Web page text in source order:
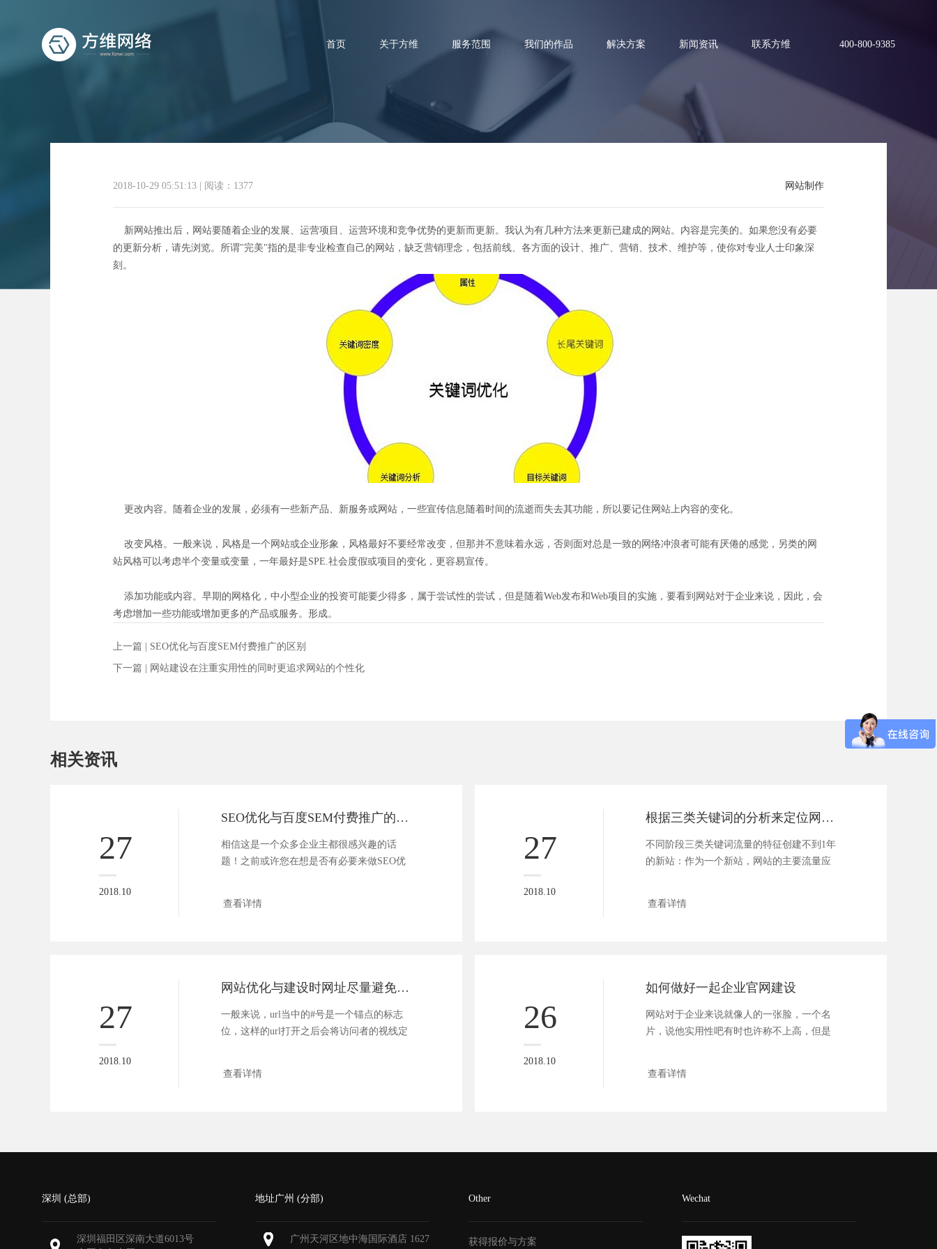
首页 关于方维 服务范围 我们的作品 解决方案 新闻资讯 联系方维 400-800-9385
网站制作
2018-10-29 05:51:13 阅读：1377
新网站推出后，网站要随着企业的发展、运营项目、运营环境和竞争优势的更新而更新。我认为有几种方法来更新已建成的网站。内容是完美的。如果您没有必要
的更新分析，请先浏览。所谓"完美"指的是非专业检查自己的网站，缺乏营销理念，包括前线、各方面的设计、推广、营销、技术、维护等，使你对专业人士印象深
刻。
更改内容。随着企业的发展，必须有一些新产品、新服务或网站，一些宣传信息随着时间的流逝而失去其功能，所以要记住网站上内容的变化。
改变风格。一般来说，风格是一个网站或企业形象，风格最好不要经常改变，但那并不意味着永远，否则面对总是一致的网络冲浪者可能有厌倦的感觉，另类的网
站风格可以考虑半个变量或变量，一年最好是SPE.社会度假或项目的变化，更容易宣传。
添加功能或内容。早期的网格化，中小型企业的投资可能要少得多，属于尝试性的尝试，但是随着Web发布和Web项目的实施，要看到网站对于企业来说，因此，会
考虑增加一些功能或增加更多的产品或服务。形成。
上一篇 | SEO优化与百度SEM付费推广的区别
下一篇 | 网站建设在注重实用性的同时更追求网站的个性化
相关资讯
27
2018.10
SEO优化与百度SEM付费推广的区别
相信这是一个众多企业主都很感兴趣的话
题！之前或许您在想是否有必要来做SEO优
查看详情
27
2018.10
根据三类关键词的分析来定位网站的情况
不同阶段三类关键词流量的特征创建不到1年
的新站：作为一个新站，网站的主要流量应
查看详情
27
2018.10
网站优化与建设时网址尽量避免使用哪些符号
一般来说，url当中的#号是一个锚点的标志
位，这样的url打开之后会将访问者的视线定
查看详情
26
2018.10
​如何做好一起企业官网建设
网站对于企业来说就像人的一张脸，一个名
片，说他实用性吧有时也许称不上高，但是
查看详情
深圳 (总部)
深圳福田区深南大道6013号
地址广州 (分部)
广州天河区地中海国际酒店 1627
Other
获得报价与方案
Wechat